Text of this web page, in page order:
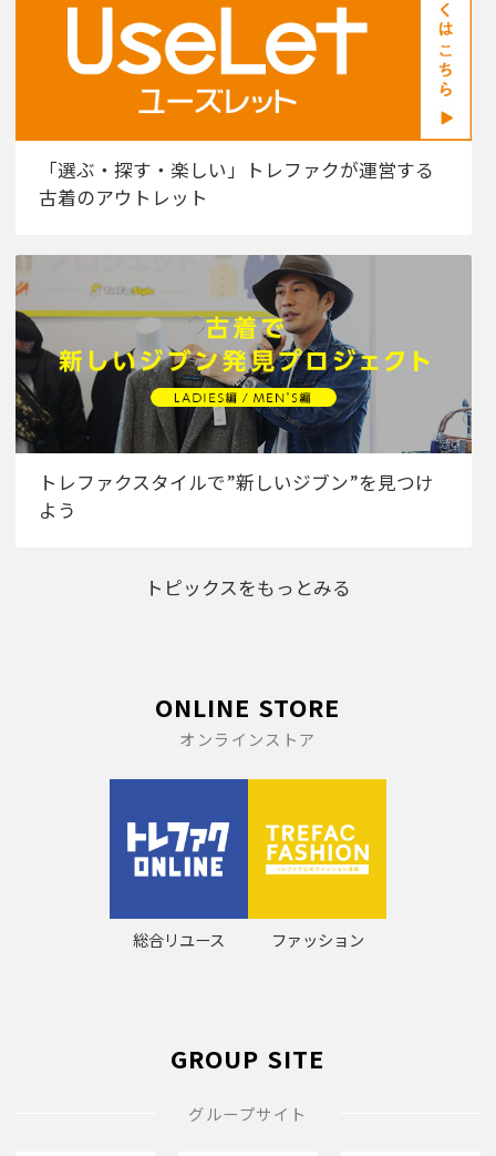
「選ぶ・探す・楽しい」トレファクが運営する
古着のアウトレット
トレファクスタイルで”新しいジブン”を見つけ
よう
トピックスをもっとみる
ONLINE STORE
オンラインストア
総合リユース ファッション
GROUP SITE
グループサイト